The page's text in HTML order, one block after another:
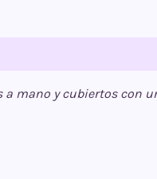
mano y cubiertos con